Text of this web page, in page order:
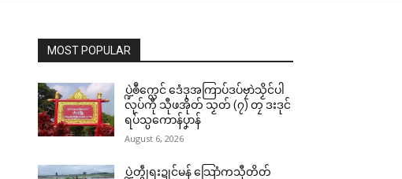
MOST POPULAR
ပ္ဍဲၜဳက္လေင် ဒေံဒုအကြာပ်ဒပ်ဗၠာဲသၟိင်ပါ
လုပ်ကီု သီုဖအိုတ် သၟတ် (၇) တၠ ဒးဒုင်
ရပ်သ္ပကောန်ပၞာန်
August 6, 2026
ပ္ဍဲတွဵုရးဍုင်မန် သြောံကသီုတိတ်